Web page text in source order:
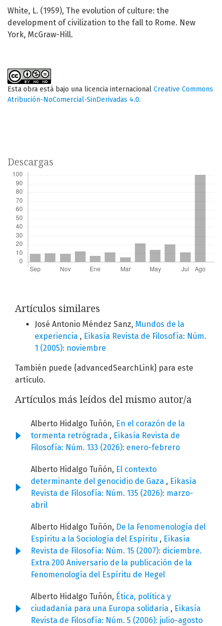
White, L. (1959), The evolution of culture: the
development of civilization to the fall to Rome. New
York, McGraw-Hill.
Esta obra está bajo una licencia internacional Creative Commons
Atribución-NoComercial-SinDerivadas 4.0.
Descargas
Artículos similares
José Antonio Méndez Sanz, Mundos de la
experiencia , Eikasía Revista de Filosofía: Núm.
1 (2005): noviembre
También puede {advancedSearchLink} para este
artículo.
Artículos más leídos del mismo autor/a
Alberto Hidalgo Tuñón, En el corazón de la
tormenta retrógrada , Eikasía Revista de
Filosofía: Núm. 133 (2026): enero-febrero
Alberto Hidalgo Tuñón, El contexto
determinante del genocidio de Gaza , Eikasía
Revista de Filosofía: Núm. 135 (2026): marzo-
abril
Alberto Hidalgo Tuñón, De la Fenomenología del
Espíritu a la Sociología del Espíritu , Eikasía
Revista de Filosofía: Núm. 15 (2007): diciembre.
Extra 200 Aniversario de la publicación de la
Fenomenología del Espíritu de Hegel
Alberto Hidalgo Tuñón, Ética, política y
ciudadanía para una Europa solidaria , Eikasía
Revista de Filosofía: Núm. 5 (2006): julio-agosto